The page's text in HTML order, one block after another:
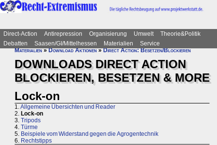
Direct-Action Antirepression Organisierung Umwelt
Theorie&Politik
Debatten
Saasen/GI/Mittelhessen Materialien
Service
Materialien»Download Aktionen»Direct Action: Besetzen/Blockieren
DOWNLOADS DIRECT ACTION
BLOCKIEREN, BESETZEN & MORE
Lock-on
1.Allgemeine Übersichten und Reader
2. Lock-on
3. Tripods
4. Türme
5. Beispiele vom Widerstand gegen die Agrogentechnik
6. Rechtstipps